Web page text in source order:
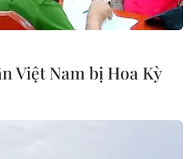
sách tăng lãi suất của Fed
Trump chưa bao giờ đề
Powell.
Việt Nam bị Hoa Kỳ